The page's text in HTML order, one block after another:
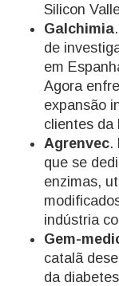
Silicon
Galchimia
de
em
Agora
expansão
clientes da
Agrenvec.
que se
enzimas,
indústria
Gem-
catalã
da